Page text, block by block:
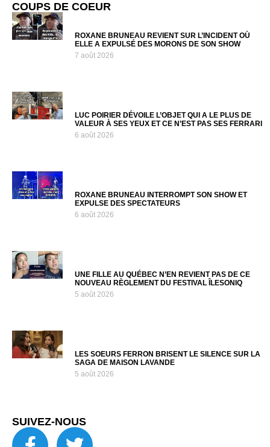
COUPS DE COEUR
ROXANE BRUNEAU REVIENT SUR L’INCIDENT OÙ
ELLE A EXPULSÉ DES MORONS DE SON SHOW
7 août 2026
LUC POIRIER DÉVOILE L’OBJET QUI A LE PLUS DE
VALEUR À SES YEUX ET CE N’EST PAS SES FERRARI
6 août 2026
ROXANE BRUNEAU INTERROMPT SON SHOW ET
EXPULSE DES SPECTATEURS
6 août 2026
UNE FILLE AU QUÉBEC N’EN REVIENT PAS DE CE
NOUVEAU RÈGLEMENT DU FESTIVAL ÎLESONIQ
5 août 2026
LES SOEURS FERRON BRISENT LE SILENCE SUR LA
SAGA DE MAISON LAVANDE
5 août 2026
SUIVEZ-NOUS